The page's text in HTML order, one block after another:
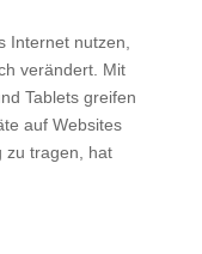
Internet nutzen,
verändert. Mit
Tablets greifen
auf Websites
zu tragen, hat